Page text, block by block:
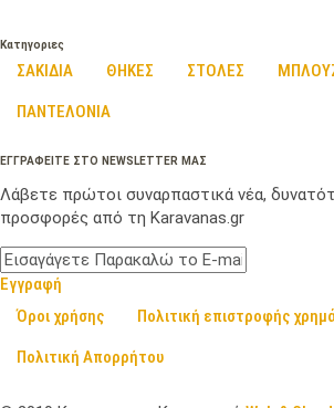
Κατηγοριες
ΣΑΚΙΔΙΑ ΘΗΚΕΣ ΣΤΟΛΕΣ
ΠΑΝΤΕΛΟΝΙΑ
ΕΓΓΡΑΦΕΙΤΕ ΣΤΟ NEWSLETTER ΜΑΣ
Λάβετε πρώτοι συναρπαστικά νέα,
προσφορές από τη Karavanas.gr
Εγγραφή
Όροι χρήσης
Πολιτική επιστροφής
Πολιτική Απορρήτου